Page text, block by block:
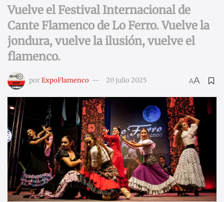
Vuelve el Festival Internacional de
Cante Flamenco de Lo Ferro. Vuelve la
jondura, vuelve la ilusión, vuelve el
flamenco.
porExpoFlamenco 20 julio 2025 AA